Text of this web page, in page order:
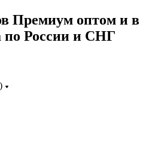
Премиум оптом и в
по России и СНГ